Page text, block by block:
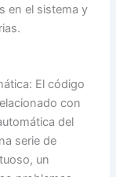
en el sistema y
El código
con
del
serie de
un